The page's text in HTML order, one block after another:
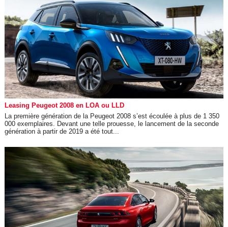
Leasing Peugeot 2008 en LOA ou LLD
La première génération de la Peugeot 2008 s’est écoulée à plus de 1 350
000 exemplaires. Devant une telle prouesse, le lancement de la seconde
génération à partir de 2019 a été tout...